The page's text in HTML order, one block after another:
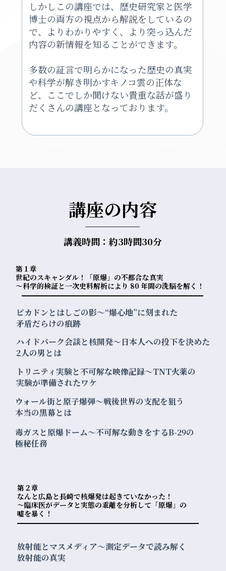
しかしこの講座では、歴史研究家と医学
博士の両方の視点から解説をしているの
で、よりわかりやすく、より突っ込んだ
内容の新情報を知ることができます。
多数の証言で明らかになった歴史の真実
や科学が解き明かすキノコ雲の正体な
ど、ここでしか聞けない貴重な話が盛り
だくさんの講座となっております。
講座の内容
講義時間：約3時間30分
第１章
世紀のスキャンダル！「原爆」の不都合な真実
〜科学的検証と一次史料解析により 80 年間の洗脳を解く！
ピカドンとはしごの影〜“爆心地”に刻まれた
矛盾だらけの痕跡
ハイドパーク会談と核開発〜日本人への投下を決めた
2人の男とは
トリニティ実験と不可解な映像記録〜TNT火薬の
実験が準備されたワケ
毒ガスと原爆ドーム〜不可解な動きをするB-29の
極秘任務
ウォール街と原子爆弾〜戦後世界の支配を狙う
本当の黒幕とは
第２章
なんと広島と長崎で核爆発は起きていなかった！
〜臨床医がデータと実態の乖離を分析して「原爆」の
嘘を暴く！
放射能とマスメディア〜測定データで読み解く
放射能の真実